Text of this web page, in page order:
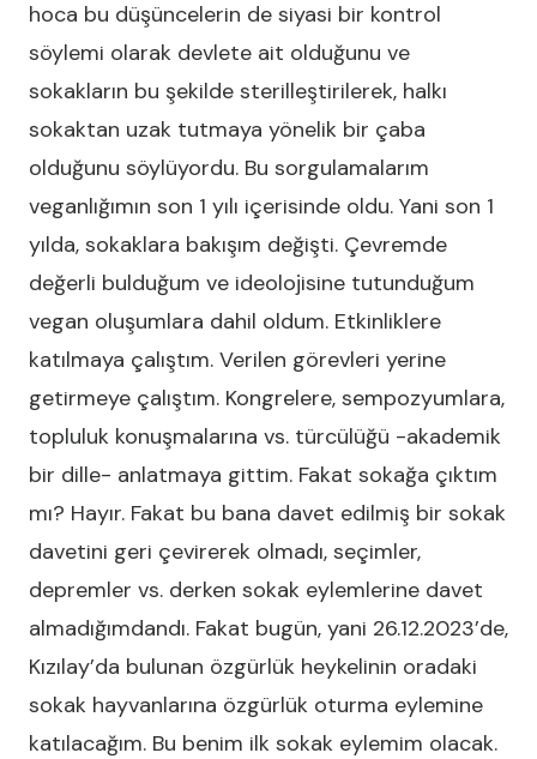
hoca bu düşüncelerin de siyasi bir kontrol
söylemi olarak devlete ait olduğunu ve
sokakların bu şekilde sterilleştirilerek, halkı
sokaktan uzak tutmaya yönelik bir çaba
olduğunu söylüyordu. Bu sorgulamalarım
veganlığımın son 1 yılı içerisinde oldu. Yani son 1
yılda, sokaklara bakışım değişti. Çevremde
değerli bulduğum ve ideolojisine tutunduğum
vegan oluşumlara dahil oldum. Etkinliklere
katılmaya çalıştım. Verilen görevleri yerine
getirmeye çalıştım. Kongrelere, sempozyumlara,
topluluk konuşmalarına vs. türcülüğü -akademik
bir dille- anlatmaya gittim. Fakat sokağa çıktım
mı? Hayır. Fakat bu bana davet edilmiş bir sokak
davetini geri çevirerek olmadı, seçimler,
depremler vs. derken sokak eylemlerine davet
almadığımdandı. Fakat bugün, yani 26.12.2023’de,
Kızılay’da bulunan özgürlük heykelinin oradaki
sokak hayvanlarına özgürlük oturma eylemine
katılacağım. Bu benim ilk sokak eylemim olacak.